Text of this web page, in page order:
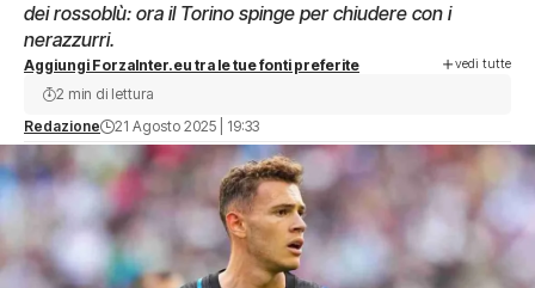
dei rossoblù: ora il Torino spinge per chiudere con i
nerazzurri.
Aggiungi ForzaInter.eu tra le tue fonti preferite vedi tutte
Redazione 21 Agosto 2025 | 19:33
2 min di lettura